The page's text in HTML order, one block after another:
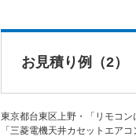
お見積り例（2）
東京都台東区上野・「リモコン
「三菱電機天井カセットエア